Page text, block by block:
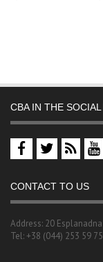
CBA IN THE
CONTACT TO US
Address: 20
Tel: +38 (044) 253 59